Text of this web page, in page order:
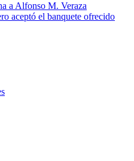
a Alfonso M. Veraza
aceptó el banquete ofrecido